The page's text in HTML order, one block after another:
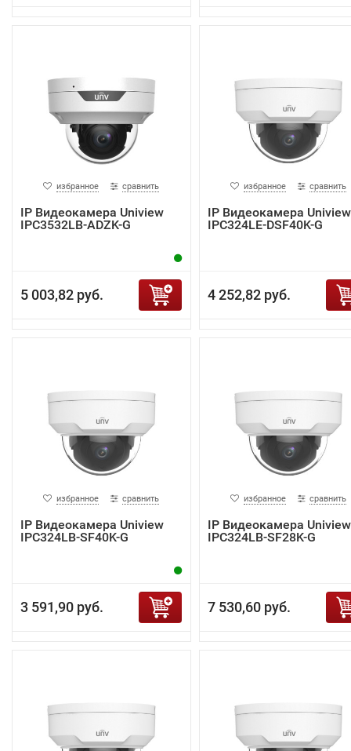
избранное сравнить
IP Видеокамера Uniview
IPC3532LB-ADZK-G
5 003,82 руб.
избранное сравнить
IP Видеокамера Uniview
IPC324LE-DSF40K-G
4 252,82 руб.
избранное сравнить
IP Видеокамера Uniview
IPC324LB-SF40K-G
3 591,90 руб.
избранное сравнить
IP Видеокамера Uniview
IPC324LB-SF28K-G
7 530,60 руб.